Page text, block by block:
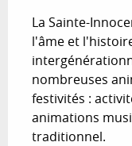
La Sainte-
l'âme et
nombreuses
festivités :
animations
traditionnel.